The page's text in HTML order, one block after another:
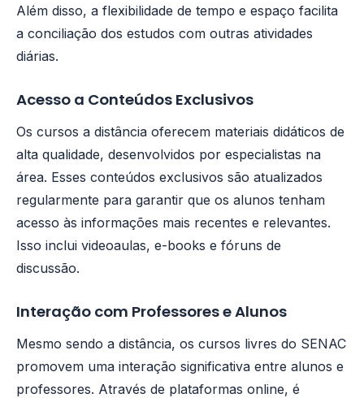
Além disso, a flexibilidade de tempo e espaço facilita
a conciliação dos estudos com outras atividades
diárias.
Acesso a Conteúdos Exclusivos
Os cursos a distância oferecem materiais didáticos de
alta qualidade, desenvolvidos por especialistas na
área. Esses conteúdos exclusivos são atualizados
regularmente para garantir que os alunos tenham
acesso às informações mais recentes e relevantes.
Isso inclui videoaulas, e-books e fóruns de
discussão.
Interação com Professores e Alunos
Mesmo sendo a distância, os cursos livres do SENAC
promovem uma interação significativa entre alunos e
professores. Através de plataformas online, é